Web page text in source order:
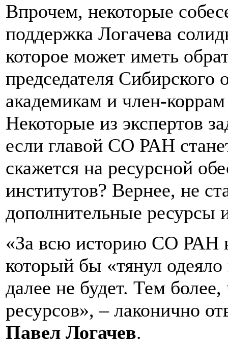
Впрочем, некоторые
поддержка Логачева
которое может иметь
председателя Сибирского
академикам и член-
Некоторые из экспертов
если главой СО РАН
скажется на ресурсной
институтов? Вернее, не
дополнительные ресурсы
«За всю историю СО РАН
который бы «тянул
далее не будет. Тем
ресурсов», – лаконично
Павел Логачев.